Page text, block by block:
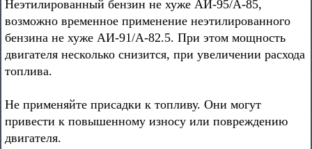
Неэтилированный бензин не хуже АИ-95/А-85,
возможно временное применение неэтилированного
бензина не хуже АИ-91/А-82.5. При этом мощность
двигателя несколько снизится, при увеличении расхода
топлива.
Не применяйте присадки к топливу. Они могут
привести к повышенному износу или повреждению
двигателя.